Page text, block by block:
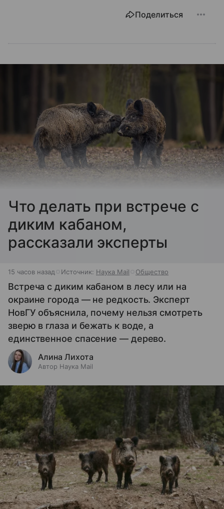
Поделиться
Что делать при встрече с
диким кабаном,
рассказали эксперты
15 часов назад Источник: Наука Mail Общество
Встреча с диким кабаном в лесу или на
окраине города — не редкость. Эксперт
НовГУ объяснила, почему нельзя смотреть
зверю в глаза и бежать к воде, а
единственное спасение — дерево.
Алина Лихота
Автор Наука Mail